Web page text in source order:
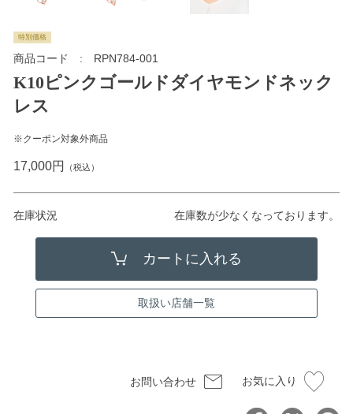
特別価格
商品コード RPN784-001
K10ピンクゴールドダイヤモンドネック
レス
※クーポン対象外商品
17,000円 （税込）
在庫状況 在庫数が少なくなっております。
取扱い店舗一覧
お問い合わせ お気に入り